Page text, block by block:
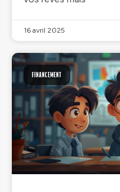
16 avril 2025
FINANCEMENT